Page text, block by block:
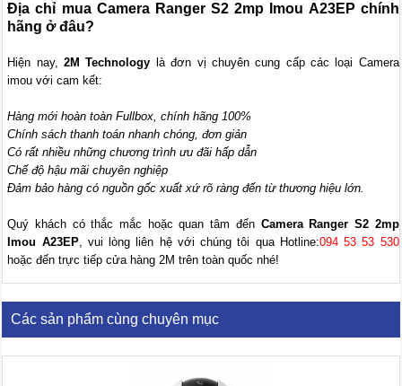
Địa chỉ mua Camera Ranger S2 2mp Imou A23EP chính
hãng ở đâu?
Hiện nay, 2M Technology là đơn vị chuyên cung cấp các loại Camera
imou với cam kết:
Hàng mới hoàn toàn Fullbox, chính hãng 100%
Chính sách thanh toán nhanh chóng, đơn giản
Có rất nhiều những chương trình ưu đãi hấp dẫn
Chế độ hậu mãi chuyên nghiệp
Đảm bảo hàng có nguồn gốc xuất xứ rõ ràng đến từ thương hiệu lớn.
Quý khách có thắc mắc hoặc quan tâm đến Camera Ranger S2 2mp
Imou A23EP, vui lòng liên hệ với chúng tôi qua Hotline:094 53 53 530
hoặc đến trực tiếp cửa hàng 2M trên toàn quốc nhé!
Các sản phẩm cùng chuyên mục